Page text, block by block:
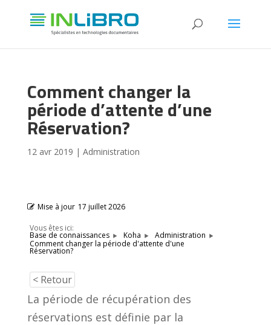
Comment changer la
période d’attente d’une
Réservation?
12 avr 2019 | Administration
Mise à jour 17 juillet 2026
Vous êtes ici:
Base de connaissances Koha
Administration
Comment changer la période d'attente d'une
Réservation?
< Retour
La période de récupération des
réservations est définie par la